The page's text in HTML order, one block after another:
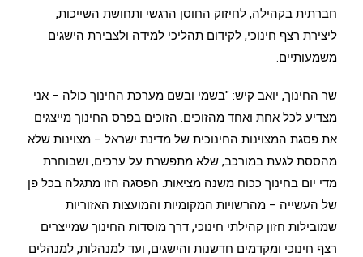
חברתית בקהילה, לחיזוק החוסן הרגשי ותחושת השייכות,
ליצירת רצף חינוכי, לקידום תהליכי למידה ולצבירת הישגים
משמעותיים.
שר החינוך, יואב קיש: "בשמי ובשם מערכת החינוך כולה – אני
מצדיע לכל אחת ואחד מהזוכים. הזוכים בפרס החינוך מייצגים
את פסגת המצוינות החינוכית של מדינת ישראל – מצוינות שלא
מהססת לגעת במורכב, שלא מתפשרת על ערכים, ושבוחרת
מדי יום בחינוך ככוח משנה מציאות. הפסגה הזו מתגלה בכל פן
של העשייה – מהרשויות המקומיות והמועצות האזוריות
שמובילות חזון קהילתי חינוכי, דרך מוסדות החינוך שמייצרים
רצף חינוכי ומקדמים חדשנות והישגים, ועד למנהלות, למנהלים